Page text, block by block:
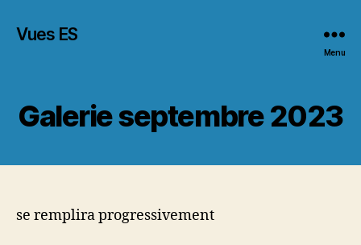
Vues ES
Menu
Galerie septembre 2023
se remplira progressivement